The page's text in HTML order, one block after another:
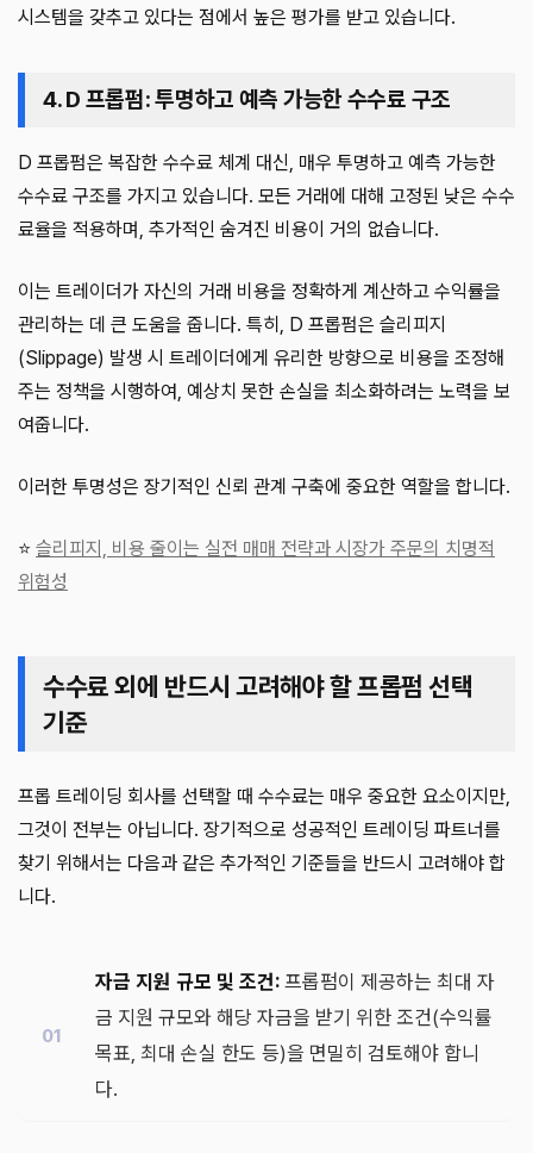
시스템을 갖추고 있다는 점에서 높은 평가를 받고 있습니다.
4. D 프롭펌: 투명하고 예측 가능한 수수료 구조
D 프롭펌은 복잡한 수수료 체계 대신, 매우 투명하고 예측 가능한
수수료 구조를 가지고 있습니다. 모든 거래에 대해 고정된 낮은 수수
료율을 적용하며, 추가적인 숨겨진 비용이 거의 없습니다.
이는 트레이더가 자신의 거래 비용을 정확하게 계산하고 수익률을
관리하는 데 큰 도움을 줍니다. 특히, D 프롭펌은 슬리피지
(Slippage) 발생 시 트레이더에게 유리한 방향으로 비용을 조정해
주는 정책을 시행하여, 예상치 못한 손실을 최소화하려는 노력을 보
여줍니다.
이러한 투명성은 장기적인 신뢰 관계 구축에 중요한 역할을 합니다.
⭐ 슬리피지, 비용 줄이는 실전 매매 전략과 시장가 주문의 치명적
위험성
수수료 외에 반드시 고려해야 할 프롭펌 선택
기준
프롭 트레이딩 회사를 선택할 때 수수료는 매우 중요한 요소이지만,
그것이 전부는 아닙니다. 장기적으로 성공적인 트레이딩 파트너를
찾기 위해서는 다음과 같은 추가적인 기준들을 반드시 고려해야 합
니다.
자금 지원 규모 및 조건: 프롭펌이 제공하는 최대 자
금 지원 규모와 해당 자금을 받기 위한 조건(수익률
목표, 최대 손실 한도 등)을 면밀히 검토해야 합니
다.